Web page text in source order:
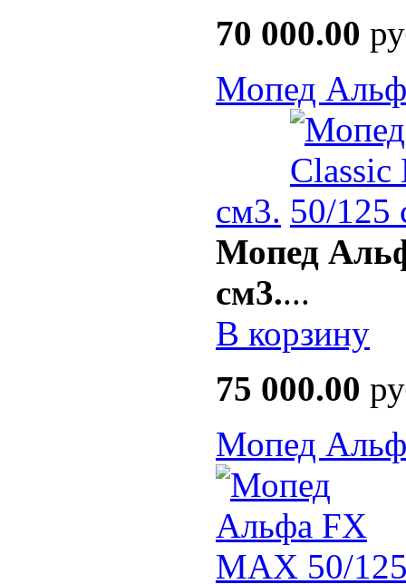
70 000.00
Мопед
см3.
Мопед
см3....
В корзину
75 000.00
Мопед